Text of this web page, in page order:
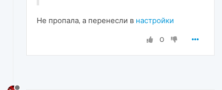
Не пропала, а перенесли в настройки
0